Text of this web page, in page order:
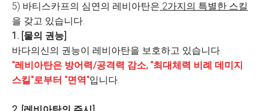
5) 바티스카프의 심연의 레비아탄은 2가지의 특별한 스킬
을 갖고 있습니다.
1. [물의 권능]
바다의신의 권능이 레비아탄을 보호하고 있습니다.
"레비아탄은 방어력/공격력 감소, "최대체력 비례 데미지
스킬"로부터 "면역"입니다.